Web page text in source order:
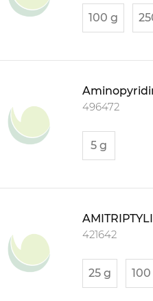
100 g
496472
5 g
421642
25 g